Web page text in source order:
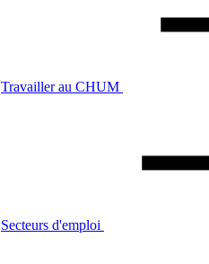
Travailler au CHUM
Secteurs d'emploi